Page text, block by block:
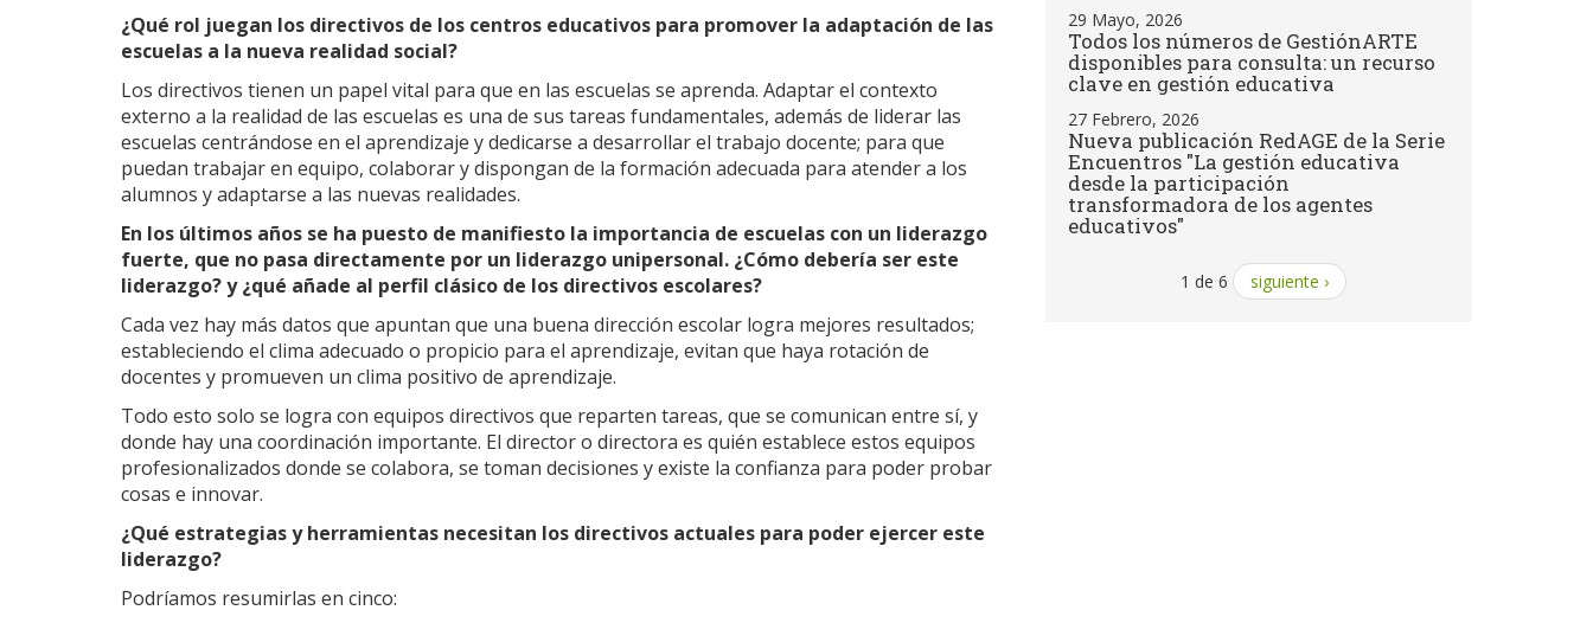
¿Qué rol juegan los directivos de los centros educativos para promover la adaptación de las
escuelas a la nueva realidad social?
Los directivos tienen un papel vital para que en las escuelas se aprenda. Adaptar el contexto
externo a la realidad de las escuelas es una de sus tareas fundamentales, además de liderar las
escuelas centrándose en el aprendizaje y dedicarse a desarrollar el trabajo docente; para que
puedan trabajar en equipo, colaborar y dispongan de la formación adecuada para atender a los
alumnos y adaptarse a las nuevas realidades.
En los últimos años se ha puesto de manifiesto la importancia de escuelas con un liderazgo
fuerte, que no pasa directamente por un liderazgo unipersonal. ¿Cómo debería ser este
liderazgo? y ¿qué añade al perfil clásico de los directivos escolares?
Cada vez hay más datos que apuntan que una buena dirección escolar logra mejores resultados;
estableciendo el clima adecuado o propicio para el aprendizaje, evitan que haya rotación de
docentes y promueven un clima positivo de aprendizaje.
Todo esto solo se logra con equipos directivos que reparten tareas, que se comunican entre sí, y
donde hay una coordinación importante. El director o directora es quién establece estos equipos
profesionalizados donde se colabora, se toman decisiones y existe la confianza para poder probar
cosas e innovar.
¿Qué estrategias y herramientas necesitan los directivos actuales para poder ejercer este
liderazgo?
Podríamos resumirlas en cinco:
29 Mayo, 2026
Todos los números de GestiónARTE
disponibles para consulta: un recurso
clave en gestión educativa
27 Febrero, 2026
Nueva publicación RedAGE de la Serie
Encuentros "La gestión educativa
desde la participación
transformadora de los agentes
educativos"
1 de 6 siguiente ›